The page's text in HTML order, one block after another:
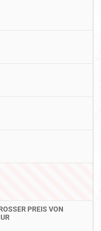
PREIS VON R